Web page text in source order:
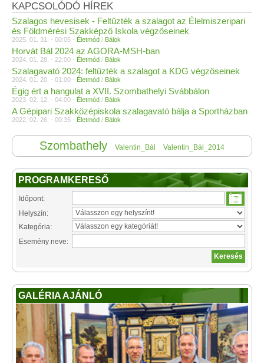
KAPCSOLÓDÓ HÍREK
Szalagos hevesisek - Feltűzték a szalagot az Élelmiszeripari
és Földmérési Szakképző Iskola végzőseinek
2025. 01. 31. - 00:05 - Életmód / Bálok
Horvát Bál 2024 az AGORA-MSH-ban
2024. 01. 28. - 22:00 - Életmód / Bálok
Szalagavató 2024: feltűzték a szalagot a KDG végzőseinek
2024. 01. 20. - 01:00 - Életmód / Bálok
Égig ért a hangulat a XVII. Szombathelyi Svábbálon
2023. 02. 12. - 04:00 - Életmód / Bálok
A Gépipari Szakközépiskola szalagavató bálja a Sportházban
2022. 02. 26. - 00:35 - Életmód / Bálok
Szombathely Valentin_Bál Valentin_Bál_2014
PROGRAMKERESŐ
Időpont:
Helyszín:
Kategória:
Esemény neve:
GALÉRIA AJÁNLÓ